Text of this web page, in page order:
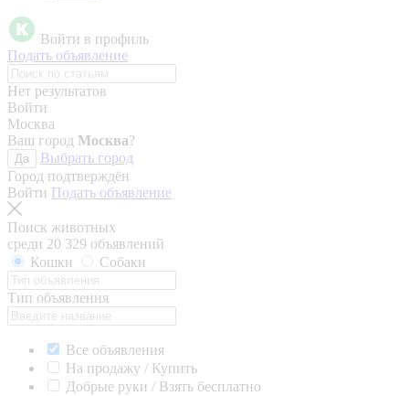
Войти в профиль
Подать объявление
Нет результатов
Войти
Москва
Ваш город Москва?
Да
Выбрать город
Город подтверждён
Войти Подать объявление
Поиск животных
среди 20 329 объявлений
Кошки
Собаки
Тип объявления
Все объявления
На продажу / Купить
Добрые руки / Взять бесплатно